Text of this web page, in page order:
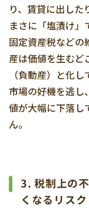
り、賃貸に出した
まさに「塩漬け」
固定資産税などの
産は価値を生むど
（負動産）と化し
市場の好機を逃し
値が大幅に下落し
ん。
3. 税制上の
くなるリスク